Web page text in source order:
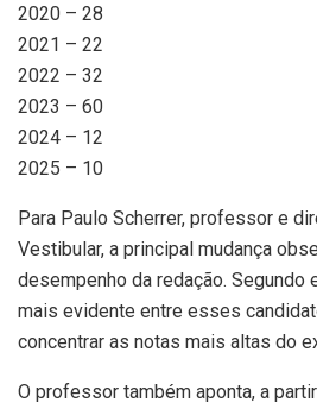
2020 – 28
2021 – 22
2022 – 32
2023 – 60
2024 – 12
2025 – 10
Para Paulo Scherrer, professor e
Vestibular, a principal mudança
desempenho da redação. Segundo
mais evidente entre esses
concentrar as notas mais altas do
O professor também aponta, a